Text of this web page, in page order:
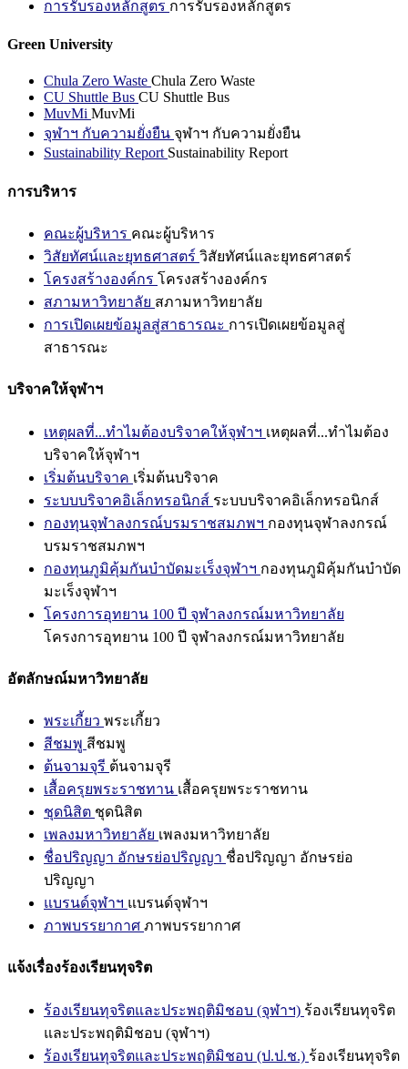
การรับรองหลักสูตร การรับรองหลักสูตร
Green University
Chula Zero Waste Chula Zero Waste
CU Shuttle Bus CU Shuttle Bus
MuvMi MuvMi
จุฬาฯ กับความยั่งยืน จุฬาฯ กับความยั่งยืน
Sustainability Report Sustainability Report
การบริหาร
คณะผู้บริหาร คณะผู้บริหาร
วิสัยทัศน์และยุทธศาสตร์ วิสัยทัศน์และยุทธศาสตร์
โครงสร้างองค์กร โครงสร้างองค์กร
สภามหาวิทยาลัย สภามหาวิทยาลัย
การเปิดเผยข้อมูลสู่สาธารณะ การเปิดเผยข้อมูลสู่
สาธารณะ
บริจาคให้จุฬาฯ
เหตุผลที่...ทำไมต้องบริจาคให้จุฬาฯ เหตุผลที่...ทำไมต้อง
บริจาคให้จุฬาฯ
เริ่มต้นบริจาค เริ่มต้นบริจาค
ระบบบริจาคอิเล็กทรอนิกส์ ระบบบริจาคอิเล็กทรอนิกส์
กองทุนจุฬาลงกรณ์บรมราชสมภพฯ กองทุนจุฬาลงกรณ์
บรมราชสมภพฯ
กองทุนภูมิคุ้มกันบำบัดมะเร็งจุฬาฯ กองทุนภูมิคุ้มกันบำบัด
มะเร็งจุฬาฯ
โครงการอุทยาน 100 ปี จุฬาลงกรณ์มหาวิทยาลัย
โครงการอุทยาน 100 ปี จุฬาลงกรณ์มหาวิทยาลัย
อัตลักษณ์มหาวิทยาลัย
พระเกี้ยว พระเกี้ยว
สีชมพู สีชมพู
ต้นจามจุรี ต้นจามจุรี
เสื้อครุยพระราชทาน เสื้อครุยพระราชทาน
ชุดนิสิต ชุดนิสิต
เพลงมหาวิทยาลัย เพลงมหาวิทยาลัย
ชื่อปริญญา อักษรย่อปริญญา ชื่อปริญญา อักษรย่อ
ปริญญา
แบรนด์จุฬาฯ แบรนด์จุฬาฯ
ภาพบรรยากาศ ภาพบรรยากาศ
แจ้งเรื่องร้องเรียนทุจริต
ร้องเรียนทุจริตและประพฤติมิชอบ (จุฬาฯ) ร้องเรียนทุจริต
และประพฤติมิชอบ (จุฬาฯ)
ร้องเรียนทุจริตและประพฤติมิชอบ (ป.ป.ช.) ร้องเรียนทุจริต